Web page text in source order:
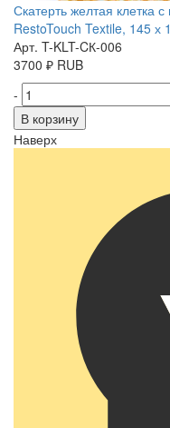
Скатерть желтая клетка
RestoTouch Textile, 145 х
Арт. T-KLT-CК-006
3700 ₽ RUB
-
В корзину
Наверх